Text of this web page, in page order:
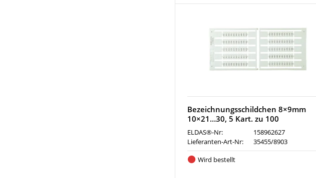
Bezeichnungsschildchen 8×9mm
10×21…30, 5 Kart. zu 100
ELDAS®-Nr:
158962627
Lieferanten-Art-Nr:
35455/8903
Wird bestellt